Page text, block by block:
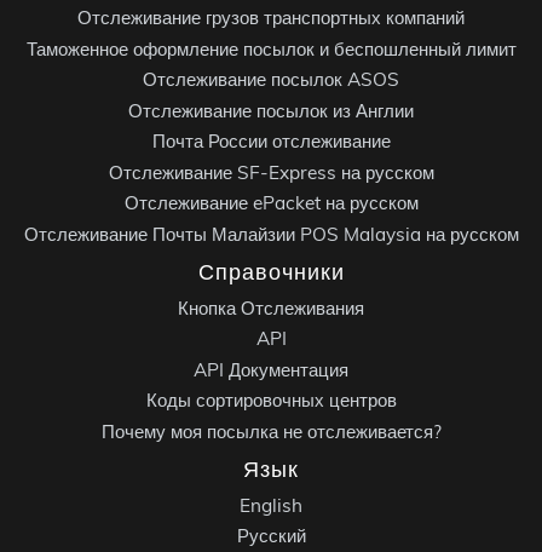
Отслеживание грузов транспортных компаний
Таможенное оформление посылок и беспошленный лимит
Отслеживание посылок ASOS
Отслеживание посылок из Англии
Почта России отслеживание
Отслеживание SF-Express на русском
Отслеживание ePacket на русском
Отслеживание Почты Малайзии POS Malaysia на русском
Справочники
Кнопка Отслеживания
API
API Документация
Коды сортировочных центров
Почему моя посылка не отслеживается?
Язык
English
Русский